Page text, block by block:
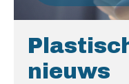
nieuws